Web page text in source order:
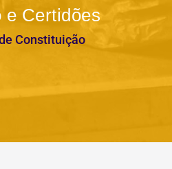
e Certidões
Constituição